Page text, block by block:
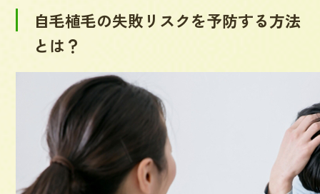
自毛植毛の失敗リスクを予防する方法
とは？